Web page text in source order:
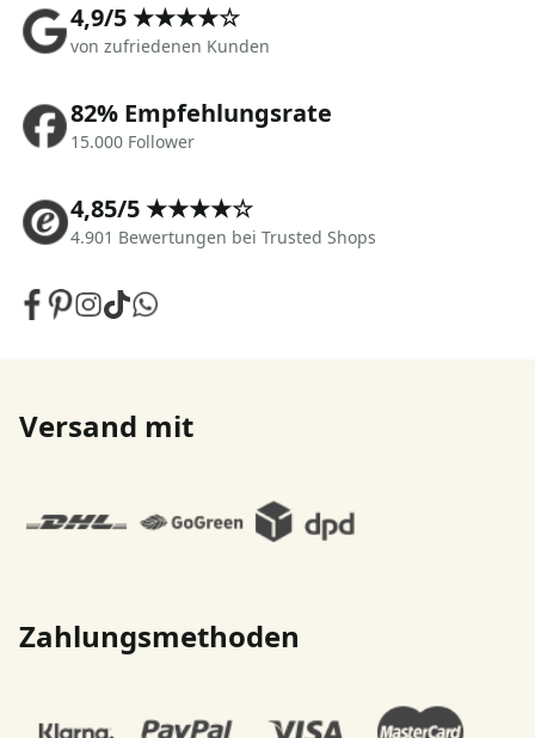
4,9/5 ★★★★☆
von zufriedenen Kunden
82% Empfehlungsrate
15.000 Follower
4,85/5 ★★★★☆
4.901 Bewertungen bei Trusted Shops
Versand mit
Zahlungsmethoden